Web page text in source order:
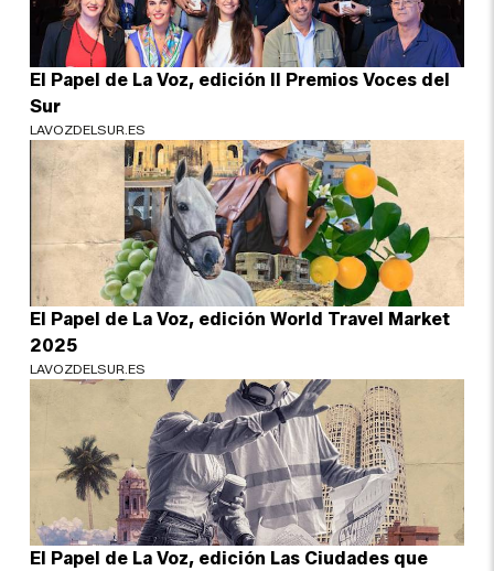
El Papel de La Voz, edición II Premios Voces del
Sur
LAVOZDELSUR.ES
El Papel de La Voz, edición World Travel Market
2025
LAVOZDELSUR.ES
El Papel de La Voz, edición Las Ciudades que